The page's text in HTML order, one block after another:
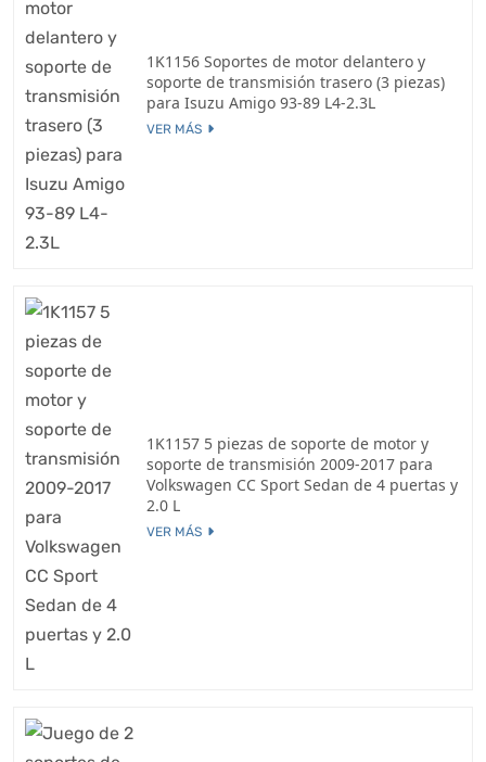
1K1156 Soportes de motor delantero y
soporte de transmisión trasero (3 piezas)
para Isuzu Amigo 93-89 L4-2.3L
VER MÁS
1K1157 5 piezas de soporte de motor y
soporte de transmisión 2009-2017 para
Volkswagen CC Sport Sedan de 4 puertas y
2.0 L
VER MÁS